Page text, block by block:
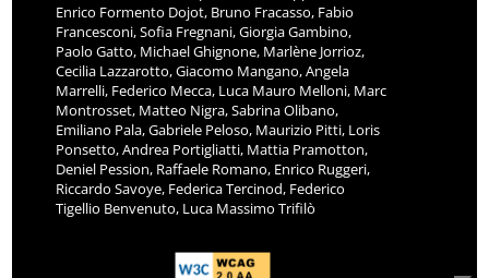
Enrico Formento Dojot, Bruno Fracasso, Fabio
Francesconi, Sofia Fregnani, Giorgia Gambino,
Paolo Gatto, Michael Ghignone, Marlène Jorrioz,
Cecilia Lazzarotto, Giacomo Mangano, Angela
Marrelli, Federico Mecca, Luca Mauro Melloni, Marc
Montrosset, Matteo Nigra, Sabrina Olibano,
Emiliano Pala, Gabriele Peloso, Maurizio Pitti, Loris
Ponsetto, Andrea Portigliatti, Mattia Pramotton,
Deniel Pession, Raffaele Romano, Enrico Ruggeri,
Riccardo Savoye, Federica Tercinod, Federico
Tigellio Benvenuto, Luca Massimo Trifilò